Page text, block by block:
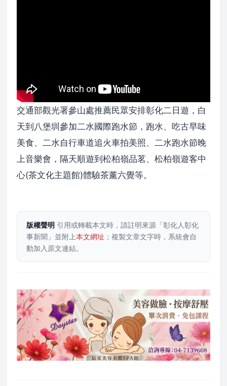
交通部觀光署參山處推薦民眾安排彰化二日遊，白
天到八堡圳參加二水國際跑水節，跑水、吃古早味
美食、二水自行車道追火車拍美照、二水跑水節晚
上音樂會，隔天順遊到松柏嶺品茗、松柏嶺遊客中
心(茶文化主題館)體驗茶薰六覺等。
版權聲明 引用或轉載本文時，請註明來源「彰化人彰化
事新聞」並附上本文網址 ；複製文章文字時，系統會自
動加入原文連結。